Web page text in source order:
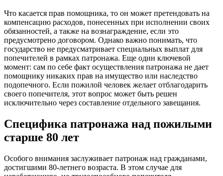
Что касается прав помощника, то он может претендовать на
компенсацию расходов, понесенных при исполнении своих
обязанностей, а также на вознаграждение, если это
предусмотрено договором. Однако важно понимать, что
государство не предусматривает специальных выплат для
попечителей в рамках патронажа. Еще один ключевой
момент: сам по себе факт осуществления патронажа не дает
помощнику никаких прав на имущество или наследство
подопечного. Если пожилой человек желает отблагодарить
своего попечителя, этот вопрос может быть решен
исключительно через составление отдельного завещания.
Специфика патронажа над пожилыми
старше 80 лет
Особого внимания заслуживает патронаж над гражданами,
достигшими 80-летнего возраста. В этом случае для